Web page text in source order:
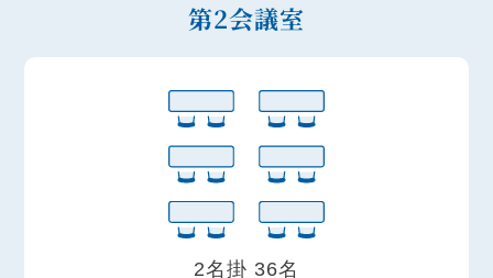
第2会議室
2名掛 36名